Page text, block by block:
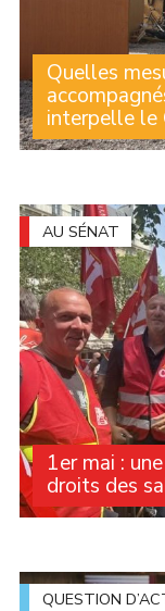
Quelles
interpelle le
Lorsque leur
Gouvernement
AU SÉNAT
1er mai :
droits des
Au printemps
adopté un texte
QUESTION